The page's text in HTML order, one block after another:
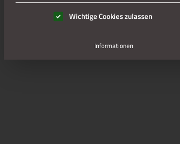
Es folgt eine Liste der Service-Gruppen, für die
Wichtige Cookies zulassen
Informationen